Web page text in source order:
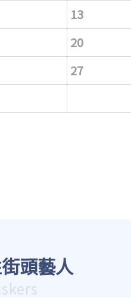
13
20
27
頭藝人